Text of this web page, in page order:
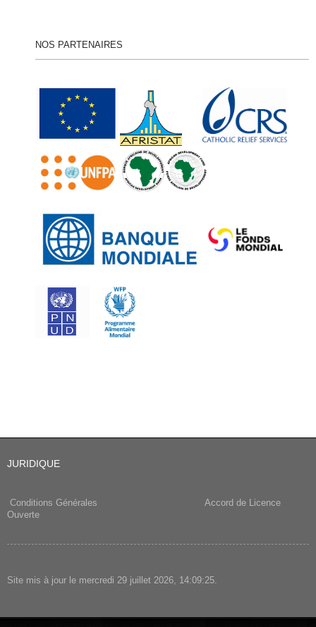
NOS PARTENAIRES
JURIDIQUE
Conditions Générales
Accord de Licence
Ouverte
Site mis à jour le mercredi 29 juillet 2026, 14:09:25.